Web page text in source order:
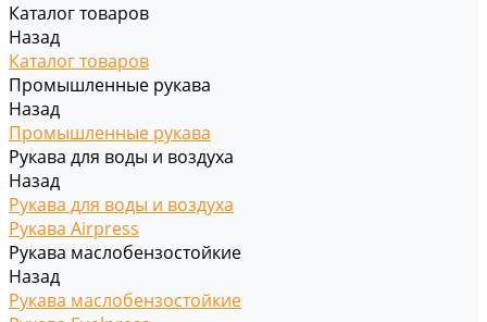
Каталог товаров
Назад
Каталог товаров
Промышленные рукава
Назад
Промышленные рукава
Рукава для воды и воздуха
Назад
Рукава для воды и воздуха
Рукава Airpress
Рукава маслобензостойкие
Назад
Рукава маслобензостойкие